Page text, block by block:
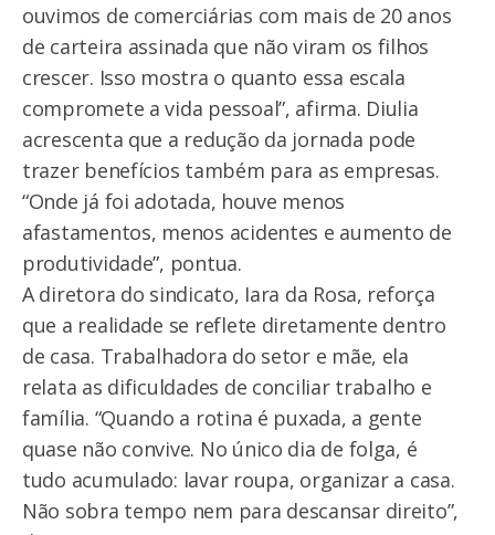
ouvimos de comerciárias com mais de 20 anos
de carteira assinada que não viram os filhos
crescer. Isso mostra o quanto essa escala
compromete a vida pessoal”, afirma. Diulia
acrescenta que a redução da jornada pode
trazer benefícios também para as empresas.
“Onde já foi adotada, houve menos
afastamentos, menos acidentes e aumento de
produtividade”, pontua.
A diretora do sindicato, Iara da Rosa, reforça
que a realidade se reflete diretamente dentro
de casa. Trabalhadora do setor e mãe, ela
relata as dificuldades de conciliar trabalho e
família. “Quando a rotina é puxada, a gente
quase não convive. No único dia de folga, é
tudo acumulado: lavar roupa, organizar a casa.
Não sobra tempo nem para descansar direito”,